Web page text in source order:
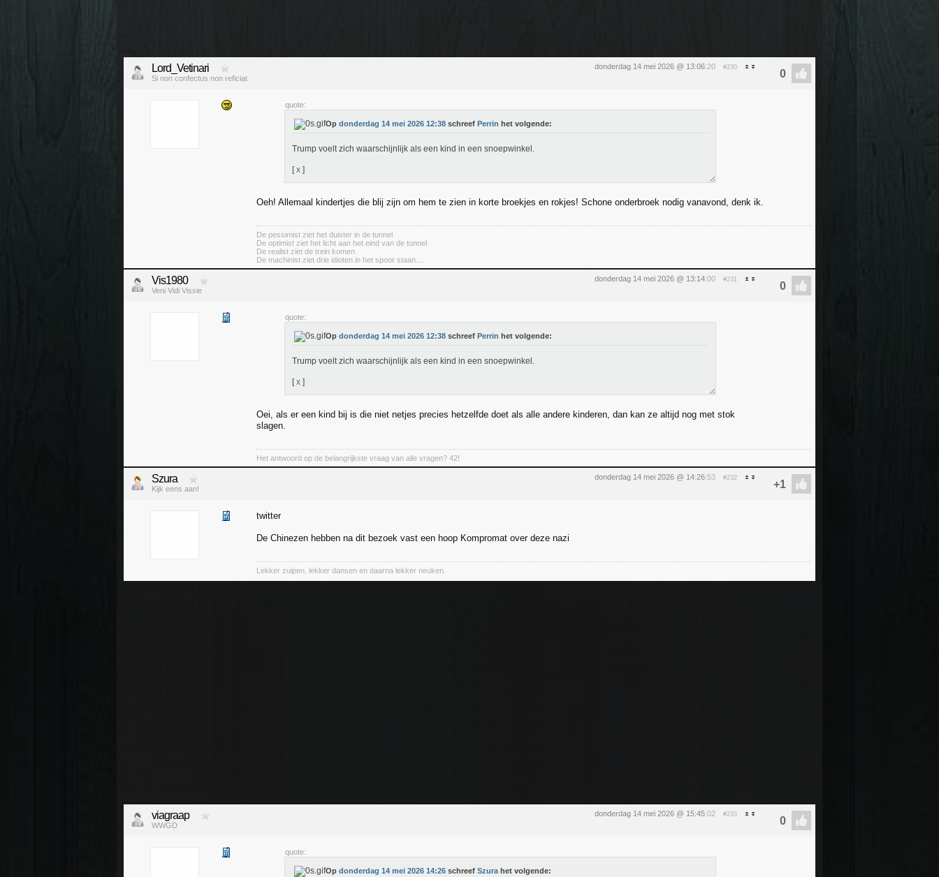
donderdag 14 mei 2026 @ 13:06:20 #230
Lord_Vetinari
Si non confectus non reficiat
quote:
Op donderdag 14 mei 2026 12:38 schreef Perrin het volgende:
Trump voelt zich waarschijnlijk als een kind in een snoepwinkel.
[x ]
Oeh! Allemaal kindertjes die blij zijn om hem te zien in korte broekjes en rokjes! Schone onderbroek nodig vanavond, denk ik.
De pessimist ziet het duister in de tunnel
De optimist ziet het licht aan het eind van de tunnel
De realist ziet de trein komen
De machinist ziet drie idioten in het spoor staan....
donderdag 14 mei 2026 @ 13:14:00 #231
Vis1980
Veni Vidi Vissie
quote:
Op donderdag 14 mei 2026 12:38 schreef Perrin het volgende:
Trump voelt zich waarschijnlijk als een kind in een snoepwinkel.
[x ]
Oei, als er een kind bij is die niet netjes precies hetzelfde doet als alle andere kinderen, dan kan ze altijd nog met stok
slagen.
Het antwoord op de belangrijkste vraag van alle vragen? 42!
donderdag 14 mei 2026 @ 14:26:53 #232
Szura
Kijk eens aan!
twitter
De Chinezen hebben na dit bezoek vast een hoop Kompromat over deze nazi
Lekker zuipen, lekker dansen en daarna lekker neuken.
donderdag 14 mei 2026 @ 15:45:02 #233
viagraap
WWGD
quote:
Op donderdag 14 mei 2026 14:26 schreef Szura het volgende: